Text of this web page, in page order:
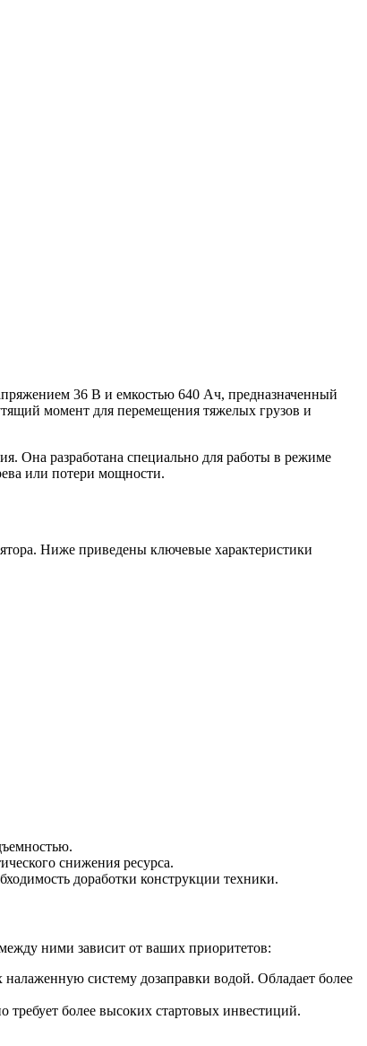
36 В и емкостью 640 Ач, предназначенный
момент для перемещения тяжелых грузов и
Она разработана специально для работы в режиме
или потери мощности.
Ниже приведены ключевые характеристики
снижения ресурса.
доработки конструкции техники.
ними зависит от ваших приоритетов:
систему дозаправки водой. Обладает более
более высоких стартовых инвестиций.